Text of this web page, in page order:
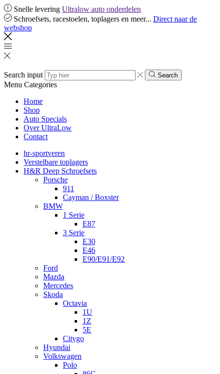
Snelle levering Ultralow auto onderdelen
Schroefsets, racestoelen, toplagers en meer... Direct naar de
webshop
Search input Search
Menu Categories
Home
Shop
Auto Specials
Over UltraLow
Contact
hr-sportveren
Verstelbare toplagers
H&R Deep Schroefsets
Porsche
911
Cayman / Boxster
BMW
1 Serie
E87
3 Serie
E30
E46
E90/E91/E92
Ford
Mazda
Mercedes
Skoda
Octavia
1U
1Z
5E
Citygo
Hyundai
Volkswagen
Polo